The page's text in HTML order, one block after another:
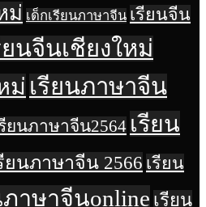
ม่ เด็กเรียนภาษาจีน เรียนจีน
ยนจีนเชียงใหม่
ม่ เรียนภาษาจีน
ยนภาษาจีน2564 เรียน
ยนภาษาจีน 2566 เรียน
ภาษาจีนonline เรียน